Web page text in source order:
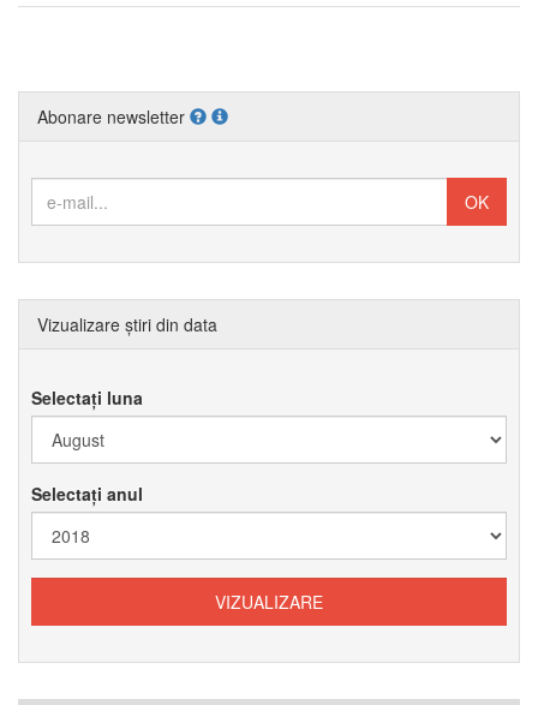
Abonare newsletter
Vizualizare știri din data
Selectați luna
Selectați anul